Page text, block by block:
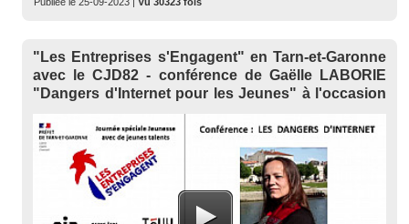
"Les Entreprises s'Engagent" en Tarn-et-Garonne
avec le CJD82 - conférence de Gaëlle LABORIE
"Dangers d'Internet pour les Jeunes" à l'occasion